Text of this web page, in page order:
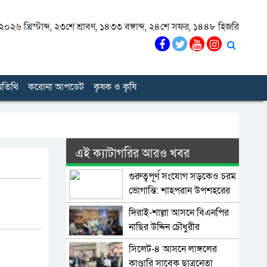
খ্রিস্টাব্দ, ২৩শে শ্রাবণ, ১৪৩৩ বঙ্গাব্দ, ২৪শে সফর, ১৪৪৮ হিজরি
করোনা আপডেট কৃষক ও কৃষি
এই ক্যাটাগরির আরও খবর
গুরুত্বপূর্ণ সংযোগ সড়কেও চরম
ভোগান্তি: শাহপরান উপশহরের
রাস্তাঘাট সংস্কারের দাবি
দিরাই-শাল্লা আসনে বিএনপির
নাছির উদ্দিন চৌধুরীর
মনোনয়নপত্র সংগ্রহ
সিলেট-৪ আসনে লাঙ্গলের
কাণ্ডারি সাবেক ছাত্রনেতা